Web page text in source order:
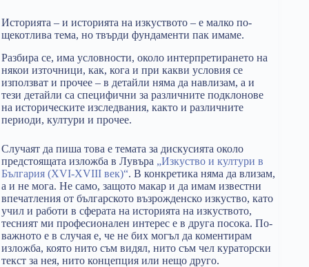
Историята – и историята на изкуството – е малко по-
щекотлива тема, но твърди фундаменти пак имаме.
Разбира се, има условности, около интерпретирането на
някои източници, как, кога и при какви условия се
използват и прочее – в детайли няма да навлизам, а и
тези детайли са специфични за различните подклонове
на историческите изследвания, както и различните
периоди, култури и прочее.
Случаят да пиша това е темата за дискусията около
предстоящата изложба в Лувъра „Изкуство и култури в
България (XVI-XVIII век)“. В конкретика няма да влизам,
а и не мога. Не само, защото макар и да имам известни
впечатления от българското възрожденско изкуство, като
учил и работи в сферата на историята на изкуството,
тесният ми професионален интерес е в друга посока. По-
важното е в случая е, че не бих могъл да коментирам
изложба, която нито съм видял, нито съм чел кураторски
текст за нея, нито концепция или нещо друго.